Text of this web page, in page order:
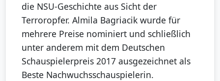
die NSU-Geschichte aus Sicht der
Terroropfer. Almila Bagriacik wurde für
mehrere Preise nominiert und schließlich
unter anderem mit dem Deutschen
Schauspielerpreis 2017 ausgezeichnet als
Beste Nachwuchsschauspielerin.